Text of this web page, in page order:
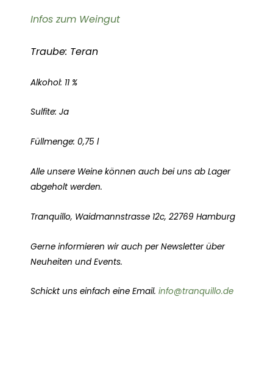
Infos zum Weingut
Traube: Teran
Alkohol: 11 %
Sulfite: Ja
Füllmenge: 0,75 l
Alle unsere Weine können auch bei uns ab Lager
abgeholt werden.
Tranquillo, Waidmannstrasse 12c, 22769 Hamburg
Gerne informieren wir auch per Newsletter über
Neuheiten und Events.
Schickt uns einfach eine Email. info@tranquillo.de